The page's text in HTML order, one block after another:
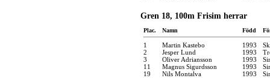
Gren 18, 100m Frisim herrar
Plac. Namn Född
1 Martin Kastebo 1993
2
Jesper Lund 1993
3
Oliver Adriansson 1993
11
Magnus Sigurdsson 1993
19
Nils Montalva 1993